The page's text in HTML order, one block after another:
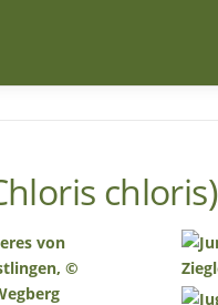
chloris)